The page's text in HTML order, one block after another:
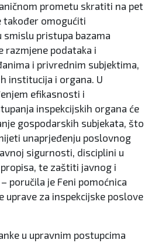
prometu skratiti na pet
također omogućiti
pristupa bazama
razmjene podataka i
i privrednim subjektima,
institucija i organa. U
efikasnosti i
inspekcijskih organa će
gospodarskih subjekata, što
unaprjeđenju poslovnog
sigurnosti, disciplini u
te zaštiti javnog i
poručila je Feni pomoćnica
uprave za inspekcijske poslove
u upravnim postupcima